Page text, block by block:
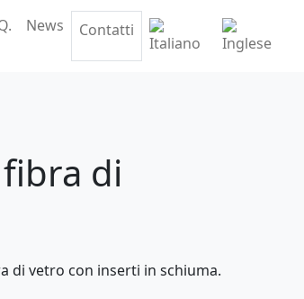
News Contatti
di
di vetro con inserti in schiuma.